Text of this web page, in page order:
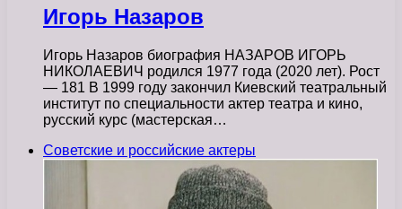
Игорь Назаров
Игорь Назаров биография НАЗАРОВ ИГОРЬ
НИКОЛАЕВИЧ родился 1977 года (2020 лет). Рост
— 181 В 1999 году закончил Киевский театральный
институт по специальности актер театра и кино,
русский курс (мастерская…
Советские и российские актеры